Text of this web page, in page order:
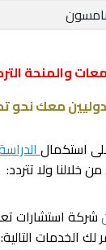
والمنحة التركية
معك نحو
استكمال
ولا تتردد:
شركة استشارات
الخدمات التالية: